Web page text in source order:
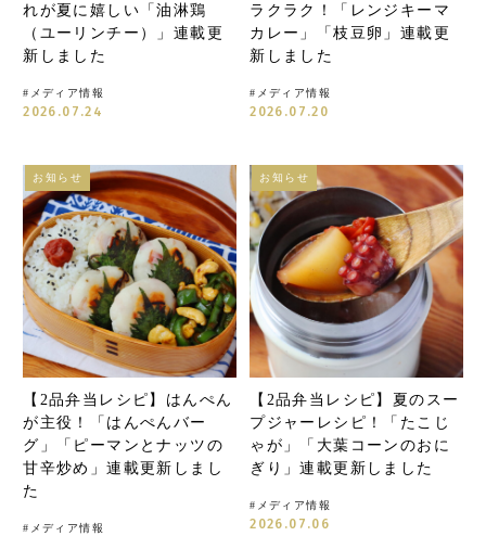
れが夏に嬉しい「油淋鶏
（ユーリンチー）」連載更
新しました
# メディア情報
2026.07.24
ラクラク！「レンジキーマ
カレー」「枝豆卵」連載更
新しました
# メディア情報
2026.07.20
【2品弁当レシピ】はんぺん
が主役！「はんぺんバー
グ」「ピーマンとナッツの
甘辛炒め」連載更新しまし
た
# メディア情報
お知らせ
【2品弁当レシピ】夏のスー
プジャーレシピ！「たこじ
ゃが」「大葉コーンのおに
ぎり」連載更新しました
# メディア情報
2026.07.06
お知らせ